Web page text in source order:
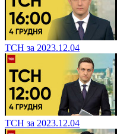
ТСН за 2023.12.04
ТСН за 2023.12.04